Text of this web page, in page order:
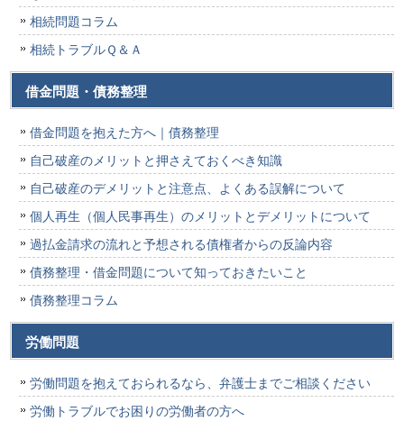
相続問題コラム
相続トラブルＱ＆Ａ
借金問題・債務整理
借金問題を抱えた方へ｜債務整理
自己破産のメリットと押さえておくべき知識
自己破産のデメリットと注意点、よくある誤解について
個人再生（個人民事再生）のメリットとデメリットについて
過払金請求の流れと予想される債権者からの反論内容
債務整理・借金問題について知っておきたいこと
債務整理コラム
労働問題
労働問題を抱えておられるなら、弁護士までご相談ください
労働トラブルでお困りの労働者の方へ